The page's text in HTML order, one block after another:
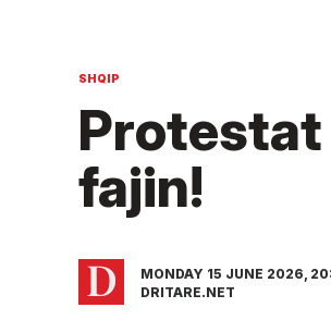
SHQIP
Protestat
fajin!
MONDAY 15 JUNE 2026,
DRITARE.NET